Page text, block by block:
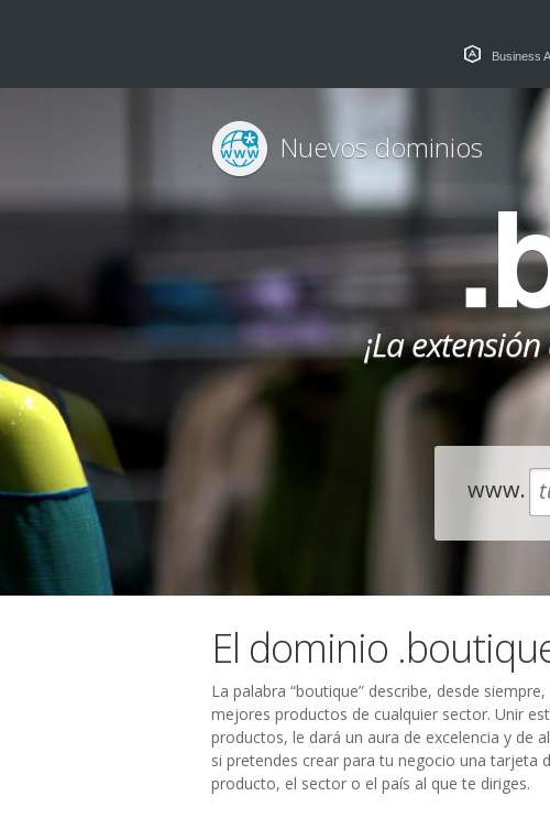
Business
¡La
Nuevos dominios
www.
El dominio
La palabra “boutique” describe, desde
mejores productos de cualquier sector. Unir
productos, le dará un aura de excelencia y de
si pretendes crear para tu negocio una tarjeta
producto, el sector o el país al que te diriges.